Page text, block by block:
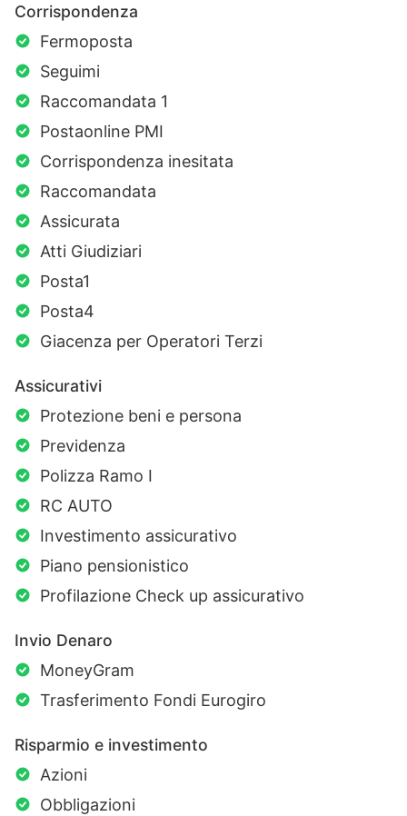
Corrispondenza
Fermoposta
Seguimi
Raccomandata 1
Postaonline PMI
Corrispondenza inesitata
Raccomandata
Assicurata
Atti Giudiziari
Posta1
Posta4
Giacenza per Operatori Terzi
Assicurativi
Protezione beni e persona
Previdenza
Polizza Ramo I
RC AUTO
Investimento assicurativo
Piano pensionistico
Profilazione Check up assicurativo
Invio Denaro
MoneyGram
Trasferimento Fondi Eurogiro
Risparmio e investimento
Azioni
Obbligazioni